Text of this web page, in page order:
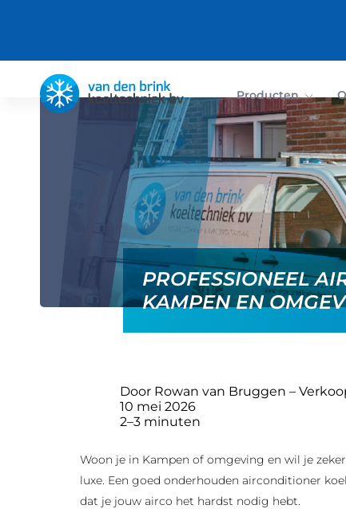
Producten
PROFESSIONEEL
KAMPEN EN
Door Rowan van Bruggen –
10 mei 2026
2–3 minuten
Woon je in Kampen of omgeving en wil je
luxe. Een goed onderhouden airconditioner
dat je jouw airco het hardst nodig hebt.